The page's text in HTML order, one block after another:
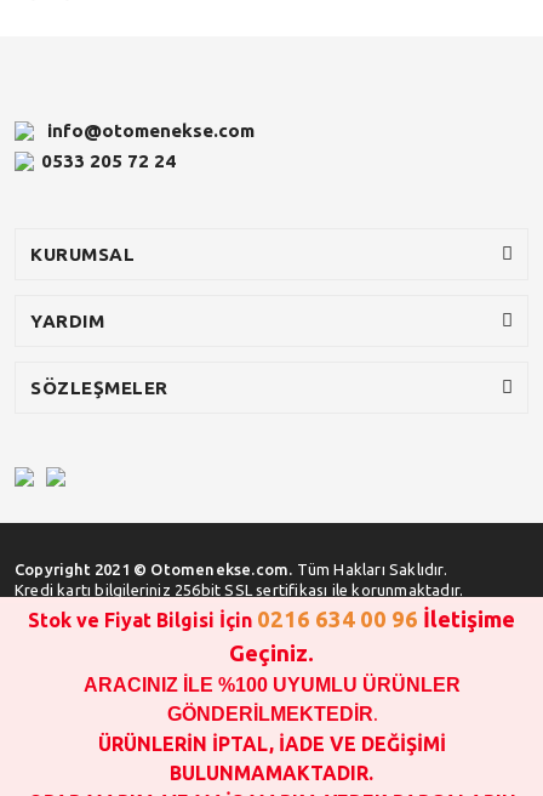
info@otomenekse.com
0533 205 72 24
KURUMSAL
YARDIM
SÖZLEŞMELER
Copyright 2021 © Otomenekse.com. Tüm Hakları Saklıdır.
Kredi kartı bilgileriniz 256bit SSL sertifikası ile korunmaktadır.
SATIN ALMA İŞLEMİ YAPMADAN ÖNCE
STOK VE FİYAT BİLGİSİ ALINIZ !!!
1000 TL VE ÜSTÜ SİPARİŞ VERİLEBİLİR!!!
OPAR MARKA VE MAİS MARKA YEDEK PARÇALARIN
GARANTİSİ YOKTUR!!!!!!!!!!!
Stok ve Fiyat Bilgisi İçin 0216 634 00 96 İletişime
Geçiniz.
ARACINIZ İLE %100 UYUMLU ÜRÜNLER
GÖNDERİLMEKTEDİR.
ÜRÜNLERİN İPTAL, İADE VE DEĞİŞİMİ
BULUNMAMAKTADIR.